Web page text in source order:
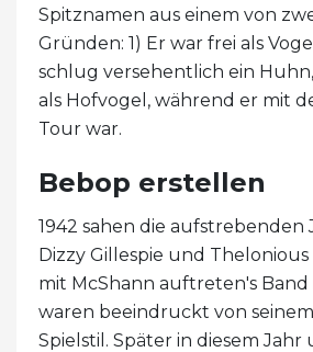
Spitznamen aus einem von
Gründen: 1) Er war frei als
schlug versehentlich ein
als Hofvogel, während er mit
Tour war.
Bebop erstellen
1942 sahen die aufstrebenden
Dizzy Gillespie und
mit McShann auftreten's
waren beeindruckt von
Spielstil. Später in diesem